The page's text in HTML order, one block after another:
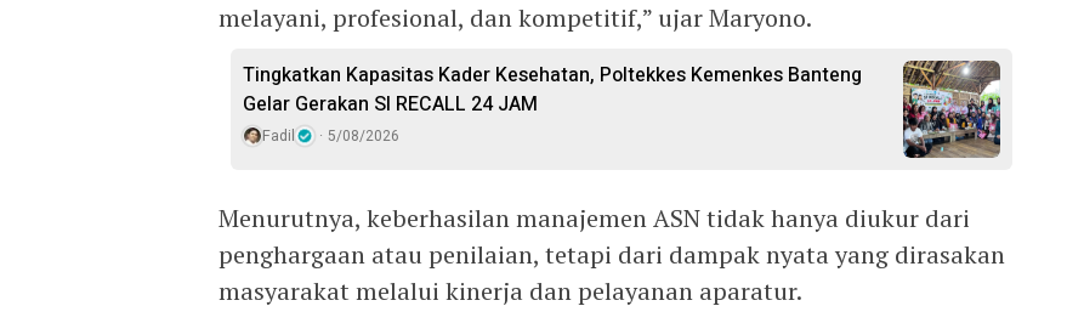
melayani, profesional, dan kompetitif,” ujar Maryono.
Tingkatkan Kapasitas Kader Kesehatan, Poltekkes Kemenkes Banteng
Gelar Gerakan SI RECALL 24 JAM
Fadil 5/08/2026
Menurutnya, keberhasilan manajemen ASN tidak hanya diukur dari
penghargaan atau penilaian, tetapi dari dampak nyata yang dirasakan
masyarakat melalui kinerja dan pelayanan aparatur.